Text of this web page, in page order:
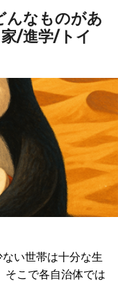
んなものがあ
/進学/トイ
い世帯は十分な生
そこで各自治体では